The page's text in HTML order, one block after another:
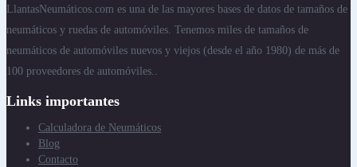
LlantasNeumáticos.com es una de las mayores bases de datos de tamaños de
neumáticos y ruedas de automóviles. Tenemos miles de tamaños de
neumáticos de automóviles nuevos y viejos (desde el año 1980) de más de
100 proveedores de automóviles..
Links importantes
Calculadora de Neumáticos
Blog
Contacto